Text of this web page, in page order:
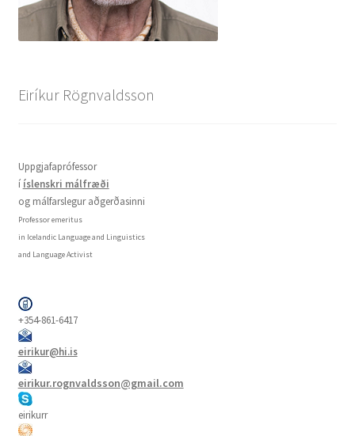
Eiríkur Rögnvaldsson
Uppgjafaprófessor
í íslenskri málfræði
og málfarslegur aðgerðasinni
Professor emeritus
in Icelandic Language and Linguistics
and Language Activist
+354-861-6417
eirikur@hi.is
eirikur.rognvaldsson@gmail.com
eirikurr